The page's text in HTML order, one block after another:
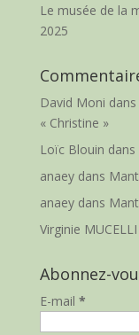
Le musée de la
2025
David Moni dans
« Christine »
Loïc Blouin dans
anaeydans
anaeydans
Virginie MUCELLI
Abonnez-
E-mail *